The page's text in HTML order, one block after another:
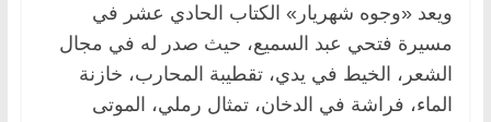
ويعد «وجوه شهريار» الكتاب الحادي عشر في
مسيرة فتحي عبد السميع، حيث صدر له في مجال
الشعر، الخيط في يدي، تقطيبة المحارب، خازنة
الماء، فراشة في الدخان، تمثال رملي، الموتى